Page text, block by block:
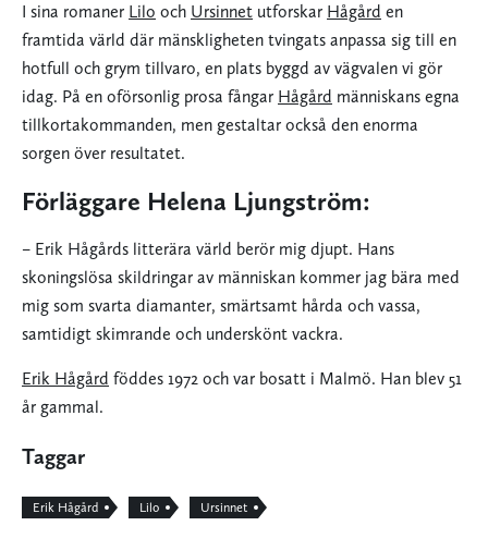
I sina romaner Lilo och Ursinnet utforskar Hågård en
framtida värld där mänskligheten tvingats anpassa sig till en
hotfull och grym tillvaro, en plats byggd av vägvalen vi gör
idag. På en oförsonlig prosa fångar Hågård människans egna
tillkortakommanden, men gestaltar också den enorma
sorgen över resultatet.
Förläggare Helena Ljungström:
– Erik Hågårds litterära värld berör mig djupt. Hans
skoningslösa skildringar av människan kommer jag bära med
mig som svarta diamanter, smärtsamt hårda och vassa,
samtidigt skimrande och underskönt vackra.
Erik Hågård föddes 1972 och var bosatt i Malmö. Han blev 51
år gammal.
Taggar
Erik Hågård Lilo Ursinnet